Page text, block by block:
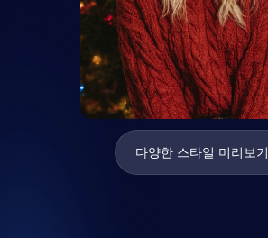
다양한 스타일 미리보기